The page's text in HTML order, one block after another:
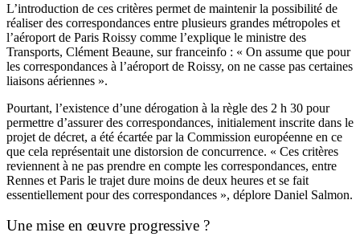
L’introduction de ces critères permet de maintenir la possibilité de
réaliser des correspondances entre plusieurs grandes métropoles et
l’aéroport de Paris Roissy comme l’explique le ministre des
Transports, Clément Beaune, sur franceinfo : « On assume que pour
les correspondances à l’aéroport de Roissy, on ne casse pas certaines
liaisons aériennes ».
Pourtant, l’existence d’une dérogation à la règle des 2 h 30 pour
permettre d’assurer des correspondances, initialement inscrite dans le
projet de décret, a été écartée par la Commission européenne en ce
que cela représentait une distorsion de concurrence. « Ces critères
reviennent à ne pas prendre en compte les correspondances, entre
Rennes et Paris le trajet dure moins de deux heures et se fait
essentiellement pour des correspondances », déplore Daniel Salmon.
Une mise en œuvre progressive ?